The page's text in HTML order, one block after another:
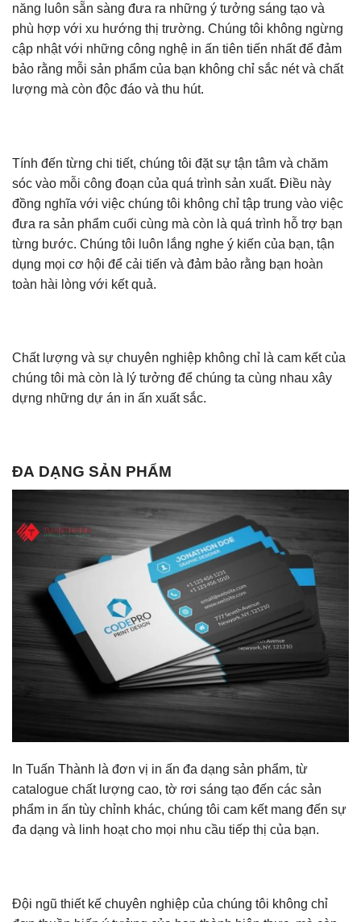
năng luôn sẵn sàng đưa ra những ý tưởng sáng tạo và
phù hợp với xu hướng thị trường. Chúng tôi không ngừng
cập nhật với những công nghệ in ấn tiên tiến nhất để đảm
bảo rằng mỗi sản phẩm của bạn không chỉ sắc nét và chất
lượng mà còn độc đáo và thu hút.
Tính đến từng chi tiết, chúng tôi đặt sự tận tâm và chăm
sóc vào mỗi công đoạn của quá trình sản xuất. Điều này
đồng nghĩa với việc chúng tôi không chỉ tập trung vào việc
đưa ra sản phẩm cuối cùng mà còn là quá trình hỗ trợ bạn
từng bước. Chúng tôi luôn lắng nghe ý kiến của bạn, tận
dụng mọi cơ hội để cải tiến và đảm bảo rằng bạn hoàn
toàn hài lòng với kết quả.
Chất lượng và sự chuyên nghiệp không chỉ là cam kết của
chúng tôi mà còn là lý tưởng để chúng ta cùng nhau xây
dựng những dự án in ấn xuất sắc.
ĐA DẠNG SẢN PHẨM
In Tuấn Thành là đơn vị in ấn đa dạng sản phẩm, từ
catalogue chất lượng cao, tờ rơi sáng tạo đến các sản
phẩm in ấn tùy chỉnh khác, chúng tôi cam kết mang đến sự
đa dạng và linh hoạt cho mọi nhu cầu tiếp thị của bạn.
Đội ngũ thiết kế chuyên nghiệp của chúng tôi không chỉ